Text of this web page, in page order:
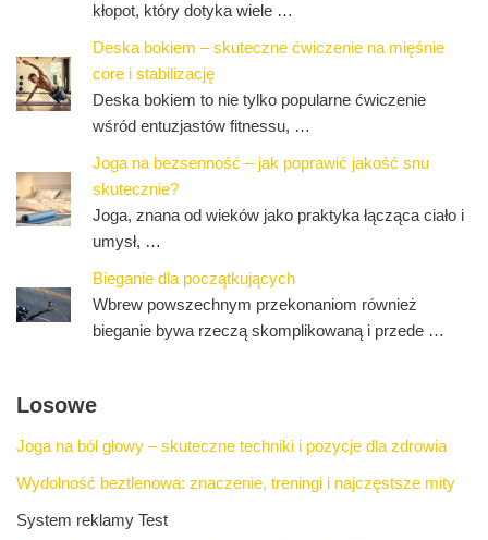
kłopot, który dotyka wiele …
Deska bokiem – skuteczne ćwiczenie na mięśnie
core i stabilizację
Deska bokiem to nie tylko popularne ćwiczenie
wśród entuzjastów fitnessu, …
Joga na bezsenność – jak poprawić jakość snu
skutecznie?
Joga, znana od wieków jako praktyka łącząca ciało i
umysł, …
Bieganie dla początkujących
Wbrew powszechnym przekonaniom również
bieganie bywa rzeczą skomplikowaną i przede …
Losowe
Joga na ból głowy – skuteczne techniki i pozycje dla zdrowia
Wydolność beztlenowa: znaczenie, treningi i najczęstsze mity
System reklamy Test